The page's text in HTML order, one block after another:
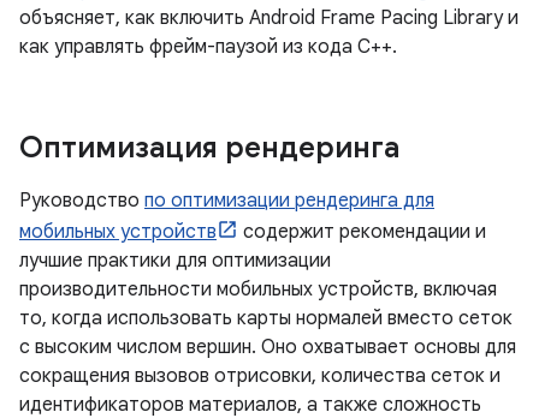
объясняет, как включить Android Frame Pacing Library и
как управлять фрейм-паузой из кода C++.
Оптимизация рендеринга
Руководство по оптимизации рендеринга для
мобильных устройств
содержит рекомендации и
лучшие практики для оптимизации
производительности мобильных устройств, включая
то, когда использовать карты нормалей вместо сеток
с высоким числом вершин. Оно охватывает основы для
сокращения вызовов отрисовки, количества сеток и
идентификаторов материалов, а также сложность